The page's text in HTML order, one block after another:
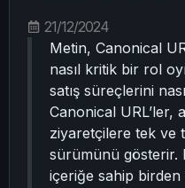
21/12/2024
Metin, Canonical
nasıl kritik bir rol
satış süreçlerini
Canonical URL’ler,
ziyaretçilere tek ve
sürümünü gösterir.
içeriğe sahip